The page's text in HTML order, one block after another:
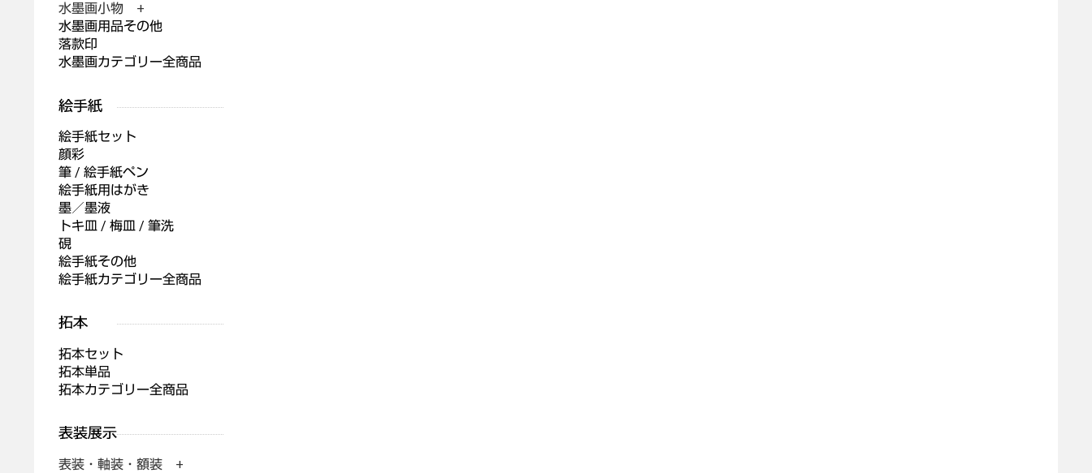
水墨画小物 +
水墨画用品その他
落款印
水墨画カテゴリー全商品
絵手紙セット
顔彩
筆 / 絵手紙ペン
絵手紙用はがき
墨／墨液
トキ皿 / 梅皿 / 筆洗
硯
絵手紙その他
絵手紙カテゴリー全商品
拓本セット
拓本単品
拓本カテゴリー全商品
表装・軸装・額装 +